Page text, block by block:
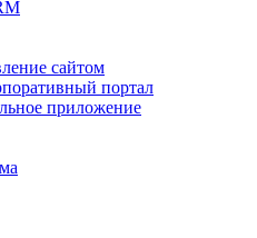
сайтом
портал
приложение